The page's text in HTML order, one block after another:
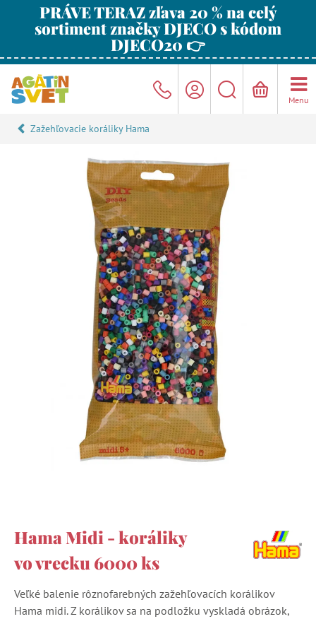
PRÁVE TERAZ zľava 20 % na celý
sortiment značky DJECO s kódom
DJECO20 👉
Menu
Zažehľovacie koráliky Hama
Hama Midi - koráliky
vo vrecku 6000 ks
Veľké balenie rôznofarebných zažehľovacích korálikov
Hama midi. Z korálikov sa na podložku vyskladá obrázok,